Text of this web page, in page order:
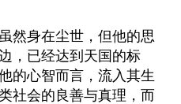
然身在尘世，但他的思
，已经达到天国的标
的心智而言，流入其生
社会的良善与真理，而